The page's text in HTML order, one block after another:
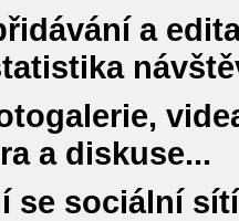
a
a diskuse...
se sociální